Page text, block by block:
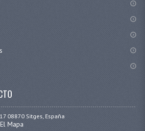
08870 Sitges, España
Mapa